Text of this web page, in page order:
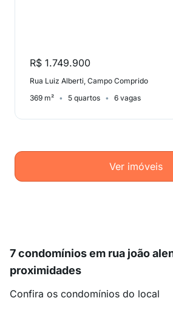
R$ 1.749.900
Rua Luiz Alberti, Campo Comprido
369 m²
5 quartos 6 vagas
Ver imóveis
7 condomínios em rua joão
proximidades
Confira os condomínios do local